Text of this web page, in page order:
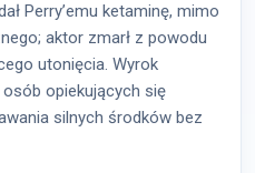
Perry’emu ketaminę, mimo
aktor zmarł z powodu
utonięcia. Wyrok
opiekujących się
silnych środków bez